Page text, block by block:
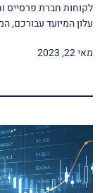
לקוחות חברת פרסייס
עלון המיועד עבורכם,
מאי 22, 2023